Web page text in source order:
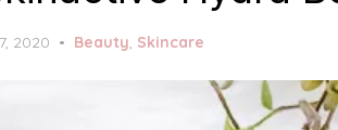
2020 Beauty Skincare